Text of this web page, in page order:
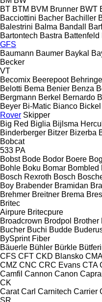
BT BTM BVM Brunner BWT
Bacciottini Bacher Bachiller
Balestrini Balma Bandall
Bartontech Bastra Battenfeld
GFS
Baumann Baumer Baykal
Becker
VT
Becomix Beerepoot
Belotti Bema Benier Benza
Bergmann Berkel Bernardo
Beyer Bi-Matic Bianco Bickel
Rover Skipper
Big Red Biglia Bijlsma
Binderberger Bitzer Bizerba
Bobcat
533 PA
Bobst Bode Bodor Boere
Bohle Boku Bomar Bombled
Bosch Rexroth Bosch
Boy Brabender Bramidan
Brehmer Breitner Brema
Britec
Airpure Britecpure
Broadcrown Brodpol Brother
Bucher Buchi Budde
BySprint Fiber
Bäuerle Bühler Bürkle
CFS CFT CKD Blansko CMA
CMZ CNC CRC Evans CTA
Camfil Cannon Canon
CK
Carat Carl Carnitech Carrier
SR